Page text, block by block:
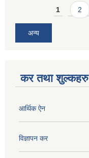
Pages1 2
अन्य
कर तथा शुल्कहरु
आर्थिक ऐन
विज्ञापन कर